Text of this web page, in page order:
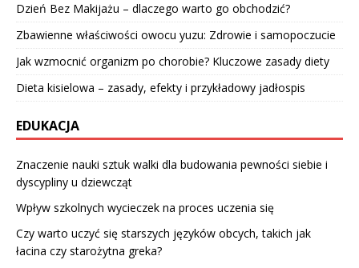
Dzień Bez Makijażu – dlaczego warto go obchodzić?
Zbawienne właściwości owocu yuzu: Zdrowie i samopoczucie
Jak wzmocnić organizm po chorobie? Kluczowe zasady diety
Dieta kisielowa – zasady, efekty i przykładowy jadłospis
EDUKACJA
Znaczenie nauki sztuk walki dla budowania pewności siebie i
dyscypliny u dziewcząt
Wpływ szkolnych wycieczek na proces uczenia się
Czy warto uczyć się starszych języków obcych, takich jak
łacina czy starożytna greka?